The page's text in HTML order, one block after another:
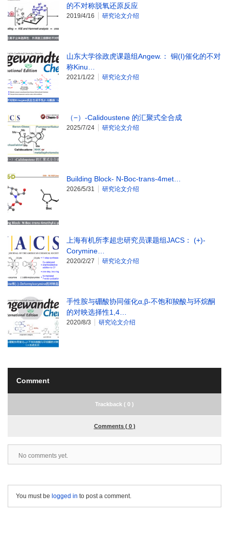
的不对称脱氧还原反应
2019/4/16 研究论文介绍
山东大学徐政虎课题组Angew.： 铜(I)催化的不对
称Kinu…
2021/1/22 研究论文介绍
（−）-Calidoustene 的汇聚式全合成
2025/7/24 研究论文介绍
Building Block- N‑Boc-trans-4met…
2026/5/31 研究论文介绍
上海有机所李超忠研究员课题组JACS： (+)-
Corymine…
2020/2/27 研究论文介绍
手性胺与硼酸协同催化α,β-不饱和羧酸与环烷酮
的对映选择性1,4…
2020/8/3 研究论文介绍
Comment
Trackback ( 0 )
Comments ( 0 )
No comments yet.
You must be logged in to post a comment.